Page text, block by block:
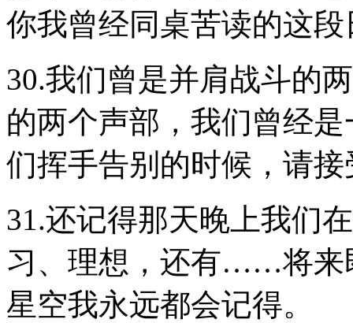
你我曾经同桌苦读的这段
30.我们曾是并肩战斗的
的两个声部，我们曾经
们挥手告别的时候，请
31.还记得那天晚上我们
习、理想，还有……将来
星空我永远都会记得。